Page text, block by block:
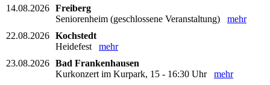
14.08.2026 Freiberg
Seniorenheim (geschlossene Veranstaltung) mehr
22.08.2026 Kochstedt
Heidefest mehr
23.08.2026 Bad Frankenhausen
Kurkonzert im Kurpark, 15 - 16:30 Uhr mehr